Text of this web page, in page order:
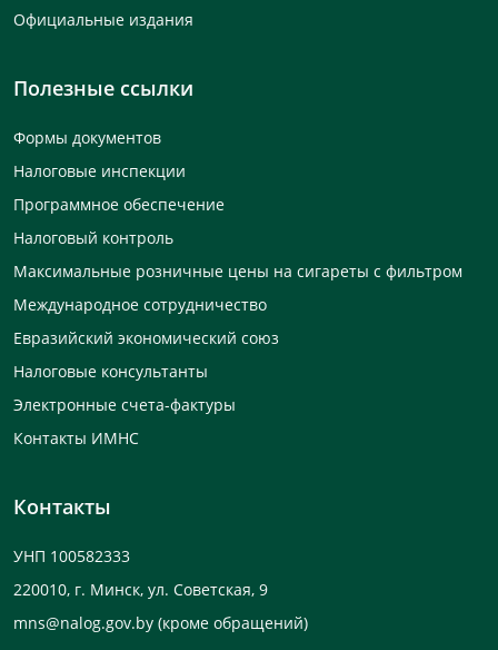
Официальные издания
Полезные ссылки
Формы документов
Налоговые инспекции
Программное обеспечение
Налоговый контроль
Максимальные розничные цены на сигареты с фильтром
Международное сотрудничество
Евразийский экономический союз
Налоговые консультанты
Электронные счета-фактуры
Контакты ИМНС
Контакты
УНП 100582333
220010, г. Минск, ул. Советская, 9
mns@nalog.gov.by (кроме обращений)